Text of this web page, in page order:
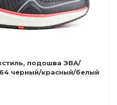
подошва ЭВА/
черный/красный/белый